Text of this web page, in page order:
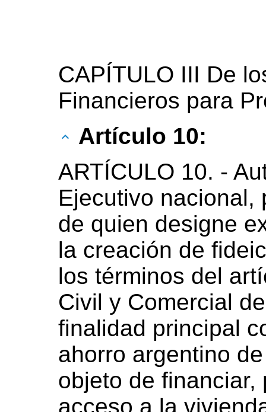
CAPÍTULO III De
Financieros para
Artículo 10:
ARTÍCULO 10. -
Ejecutivo nacional,
de quien designe
la creación de
los términos del
Civil y Comercial
finalidad principal
ahorro argentino
objeto de financiar,
acceso a la